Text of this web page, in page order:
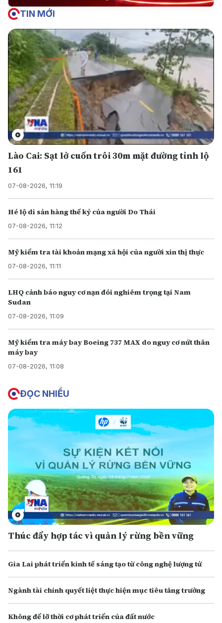
TIN MỚI
Lào Cai: Sạt lở cuốn trôi 30m mặt đường tỉnh lộ
161
07-08-2026, 11:19
Hé lộ di sản hàng thế kỷ của người Do Thái
07-08-2026, 11:12
Mỹ kiểm tra tài khoản mạng xã hội của người xin thị thực
07-08-2026, 11:11
LHQ cảnh báo nguy cơ nạn đói nghiêm trọng tại Nam
Sudan
07-08-2026, 11:09
Mỹ kiểm tra máy bay Boeing 737 MAX do nguy cơ nứt thân
máy bay
07-08-2026, 11:08
ĐỌC NHIỀU
Thúc đẩy hợp tác vì quản lý rừng bền vững
Gia Lai phát triển kinh tế sáng tạo từ công nghệ lượng tử
Ngành tài chính quyết liệt thực hiện mục tiêu tăng trưởng
Không để lỡ thời cơ phát triển của đất nước